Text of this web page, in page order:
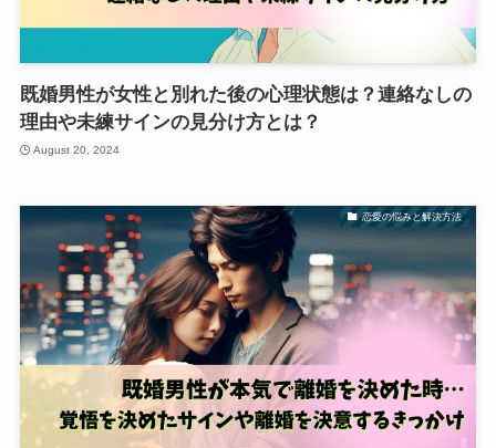
既婚男性が女性と別れた後の心理状態は？連絡なしの
理由や未練サインの見分け方とは？
August 20, 2024
恋愛の悩みと解決方法